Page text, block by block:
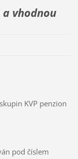
vhodnou
KVP penzion
pod číslem